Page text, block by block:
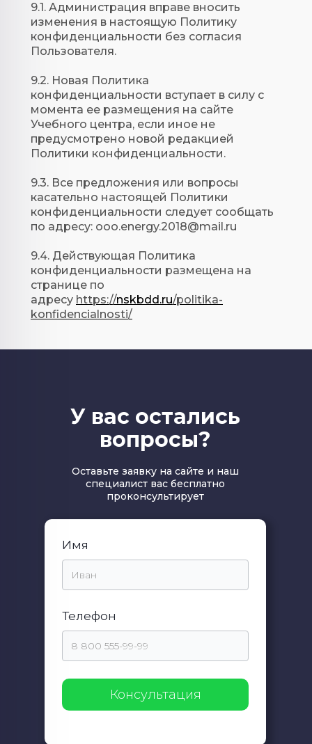
9.1. Администрация вправе вносить
изменения в настоящую Политику
конфиденциальности без согласия
Пользователя.
9.2. Новая Политика
конфиденциальности вступает в силу с
момента ее размещения на сайте
Учебного центра, если иное не
предусмотрено новой редакцией
Политики конфиденциальности.
9.3. Все предложения или вопросы
касательно настоящей Политики
конфиденциальности следует сообщать
по адресу: ooo.energy.2018@mail.ru
9.4. Действующая Политика
конфиденциальности размещена на
странице по
адресу https://nskbdd.ru/politika-
konfidencialnosti/
У вас остались
вопросы?
Оставьте заявку на сайте и наш
специалист вас бесплатно
проконсультирует
Имя
Телефон